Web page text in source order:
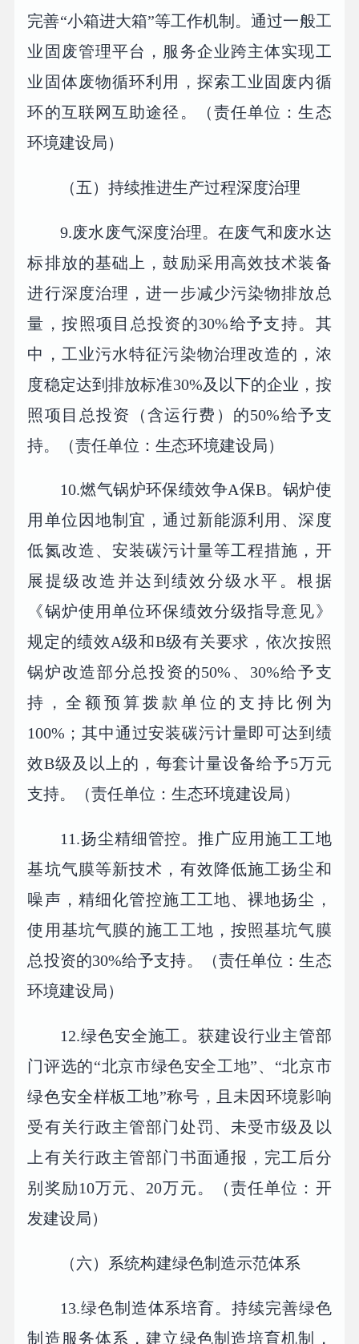
完善“小箱进大箱”等工作机制。通过一般工
业固废管理平台，服务企业跨主体实现工
业固体废物循环利用，探索工业固废内循
环的互联网互助途径。（责任单位：生态
环境建设局）
（五）持续推进生产过程深度治理
9.废水废气深度治理。在废气和废水达
标排放的基础上，鼓励采用高效技术装备
进行深度治理，进一步减少污染物排放总
量，按照项目总投资的30%给予支持。其
中，工业污水特征污染物治理改造的，浓
度稳定达到排放标准30%及以下的企业，按
照项目总投资（含运行费）的50%给予支
持。（责任单位：生态环境建设局）
10.燃气锅炉环保绩效争A保B。锅炉使
用单位因地制宜，通过新能源利用、深度
低氮改造、安装碳污计量等工程措施，开
展提级改造并达到绩效分级水平。根据
《锅炉使用单位环保绩效分级指导意见》
规定的绩效A级和B级有关要求，依次按照
锅炉改造部分总投资的50%、30%给予支
持，全额预算拨款单位的支持比例为
100%；其中通过安装碳污计量即可达到绩
效B级及以上的，每套计量设备给予5万元
支持。（责任单位：生态环境建设局）
11.扬尘精细管控。推广应用施工工地
基坑气膜等新技术，有效降低施工扬尘和
噪声，精细化管控施工工地、裸地扬尘，
使用基坑气膜的施工工地，按照基坑气膜
总投资的30%给予支持。（责任单位：生态
环境建设局）
12.绿色安全施工。获建设行业主管部
门评选的“北京市绿色安全工地”、“北京市
绿色安全样板工地”称号，且未因环境影响
受有关行政主管部门处罚、未受市级及以
上有关行政主管部门书面通报，完工后分
别奖励10万元、20万元。（责任单位：开
发建设局）
（六）系统构建绿色制造示范体系
13.绿色制造体系培育。持续完善绿色
制造服务体系，建立绿色制造培育机制，